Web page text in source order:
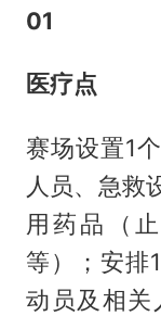
01
医疗点
赛场设置1
人员、急救
用药品（
等）；安排
动员及相关